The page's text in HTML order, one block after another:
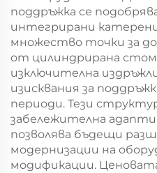
поддръжка се
интегрирани
множество точки за
от цилиндрирана
изключителна
изисквания за
периоди. Тези
забележителна
позволява бъдещи
модернизации на
модификации.